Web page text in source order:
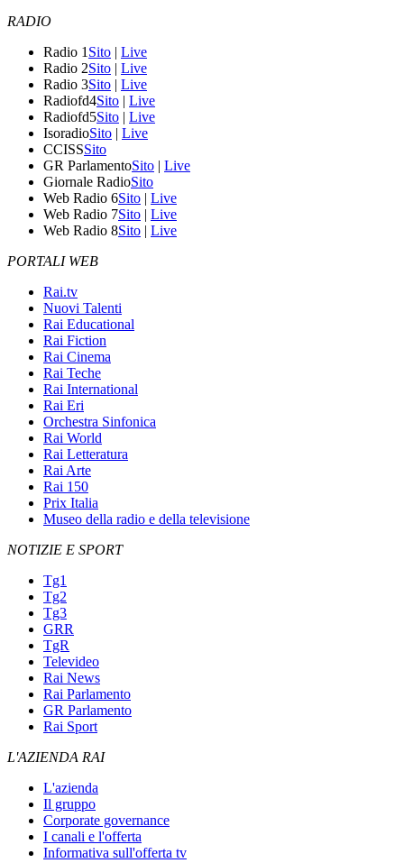
RADIO
Radio 1 Sito | Live
Radio 2Sito | Live
Radio 3Sito | Live
Radiofd4Sito | Live
Radiofd5Sito | Live
IsoradioSito | Live
CCISSSito
GR ParlamentoSito | Live
Giornale RadioSito
Web Radio 6Sito | Live
Web Radio 7Sito | Live
Web Radio 8Sito | Live
PORTALI WEB
Rai.tv
Nuovi Talenti
Rai Educational
Rai Fiction
Rai Cinema
Rai Teche
Rai International
Rai Eri
Orchestra Sinfonica
Rai World
Rai Letteratura
Rai Arte
Rai 150
Prix Italia
Museo della radio e della televisione
NOTIZIE E SPORT
Tg1
Tg2
Tg3
GRR
TgR
Televideo
Rai News
Rai Parlamento
GR Parlamento
Rai Sport
L'AZIENDA RAI
L'azienda
Il gruppo
Corporate governance
I canali e l'offerta
Informativa sull'offerta tv